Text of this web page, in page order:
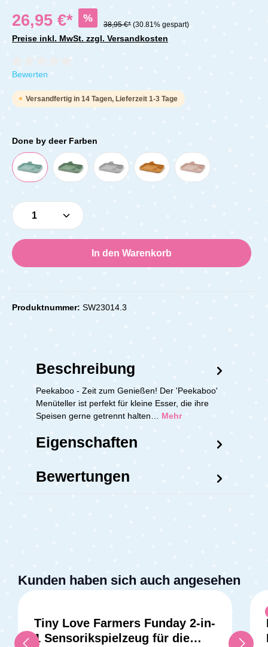
26,95 €* %
38,95 €* (30.81% gespart)
Preise inkl. MwSt. zzgl. Versandkosten
Durchschnittliche Bewertung von 0 von 5 Sternen
Bewerten
Versandfertig in 14 Tagen, Lieferzeit 1-3 Tage
Done by deer Farben
Produkt Anzahl: Gib den gewünschten
In den Warenkorb
Produktnummer: SW23014.3
Beschreibung
Peekaboo - Zeit zum Genießen! Der 'Peekaboo'
Menüteller ist perfekt für kleine Esser, die ihre
Speisen gerne getrennt halten… Mehr
Eigenschaften
Bewertungen
Kunden haben sich auch angesehen
Tiny Love Farmers Funday 2-in-
1 Sensorikspielzeug für die